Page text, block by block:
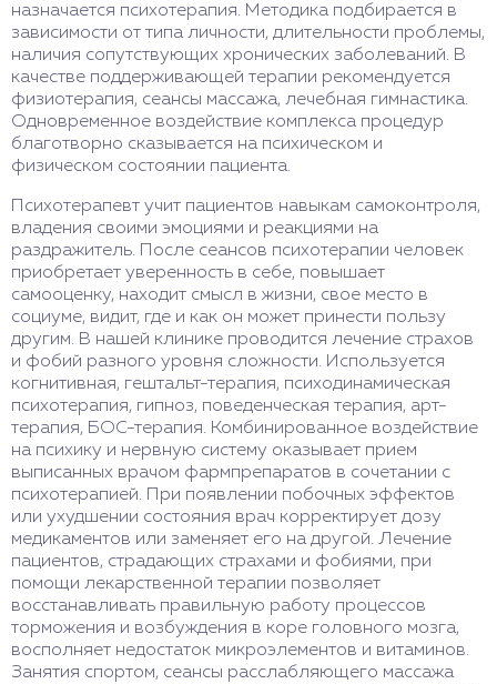
назначается психотерапия. Методика подбирается в
зависимости от типа личности, длительности проблемы,
наличия сопутствующих хронических заболеваний. В
качестве поддерживающей терапии рекомендуется
физиотерапия, сеансы массажа, лечебная гимнастика.
Одновременное воздействие комплекса процедур
благотворно сказывается на психическом и
физическом состоянии пациента.
Психотерапевт учит пациентов навыкам самоконтроля,
владения своими эмоциями и реакциями на
раздражитель. После сеансов психотерапии человек
приобретает уверенность в себе, повышает
самооценку, находит смысл в жизни, свое место в
социуме, видит, где и как он может принести пользу
другим. В нашей клинике проводится лечение страхов
и фобий разного уровня сложности. Используется
когнитивная, гештальт-терапия, психодинамическая
психотерапия, гипноз, поведенческая терапия, арт-
терапия, БОС-терапия. Комбинированное воздействие
на психику и нервную систему оказывает прием
выписанных врачом фармпрепаратов в сочетании с
психотерапией. При появлении побочных эффектов
или ухудшении состояния врач корректирует дозу
медикаментов или заменяет его на другой. Лечение
пациентов, страдающих страхами и фобиями, при
помощи лекарственной терапии позволяет
восстанавливать правильную работу процессов
торможения и возбуждения в коре головного мозга,
восполняет недостаток микроэлементов и витаминов.
Занятия спортом, сеансы расслабляющего массажа